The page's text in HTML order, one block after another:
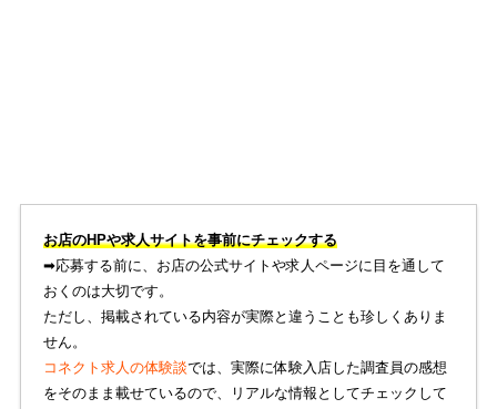
お店のHPや求人サイトを事前にチェックする
➡︎応募する前に、お店の公式サイトや求人ページに目を通して
おくのは大切です。
ただし、掲載されている内容が実際と違うことも珍しくありま
せん。
コネクト求人の体験談では、実際に体験入店した調査員の感想
をそのまま載せているので、リアルな情報としてチェックして